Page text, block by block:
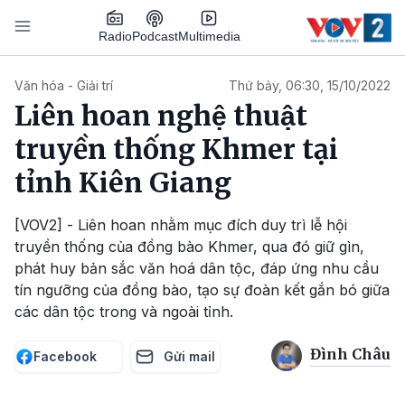
Nhảy đến nội dung
RadioPodcastMultimedia
Văn hóa - Giải trí Thứ bảy, 06:30, 15/10/2022
Liên hoan nghệ thuật
truyền thống Khmer tại
tỉnh Kiên Giang
[VOV2] - Liên hoan nhằm mục đích duy trì lễ hội
truyền thống của đồng bào Khmer, qua đó giữ gìn,
phát huy bản sắc văn hoá dân tộc, đáp ứng nhu cầu
tín ngưỡng của đồng bào, tạo sự đoàn kết gắn bó giữa
các dân tộc trong và ngoài tỉnh.
Facebook Gửi mail Đình Châu